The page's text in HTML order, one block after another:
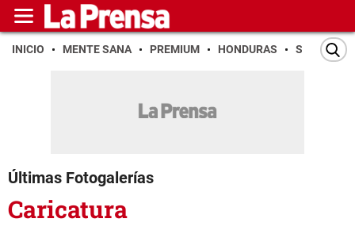
INICIO MENTE SANA PREMIUM HONDURAS SAN PEDRO
Últimas Fotogalerías
Caricatura